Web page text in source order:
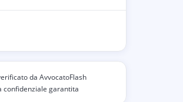
da AvvocatoFlash
confidenziale garantita